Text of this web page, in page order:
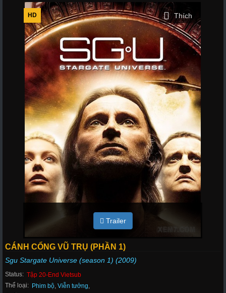
HD
Trailer
CÁNH CỔNG VŨ TRỤ (PHẦN 1)
Sgu Stargate Universe (season 1) (2009)
Status: Tập 20-End Vietsub
Thể loại: Phim bộ, Viễn tưởng,